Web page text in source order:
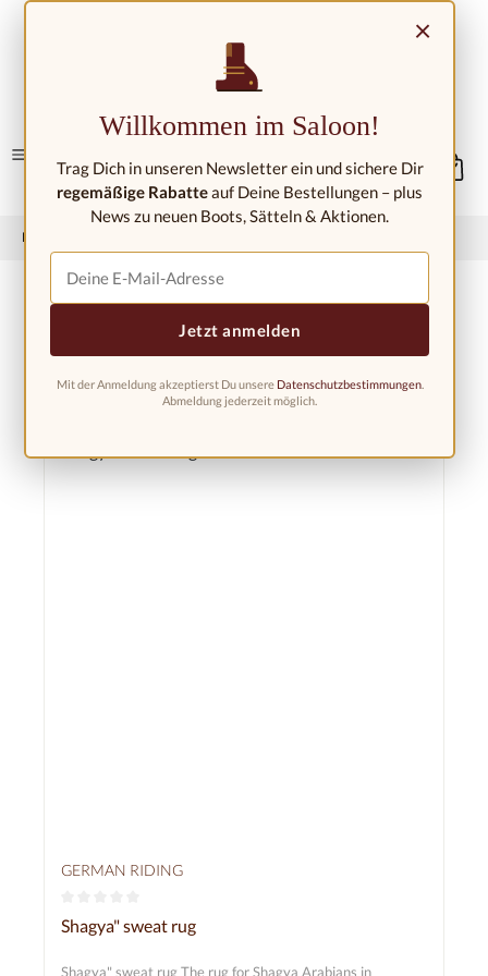
Home
Filter products
GERMAN RIDING
Average rating of 0 out of 5 stars
Shagya" sweat rug
Shagya" sweat rug The rug for Shagya Arabians in
×
Willkommen im Saloon!
Trag Dich in unseren Newsletter ein und sichere Dir
regemäßige Rabatteauf Deine Bestellungen – plus
News zu neuen Boots, Sätteln & Aktionen.
Jetzt anmelden
Mit der Anmeldung akzeptierst Du unsere Datenschutzbestimmungen.
Abmeldung jederzeit möglich.